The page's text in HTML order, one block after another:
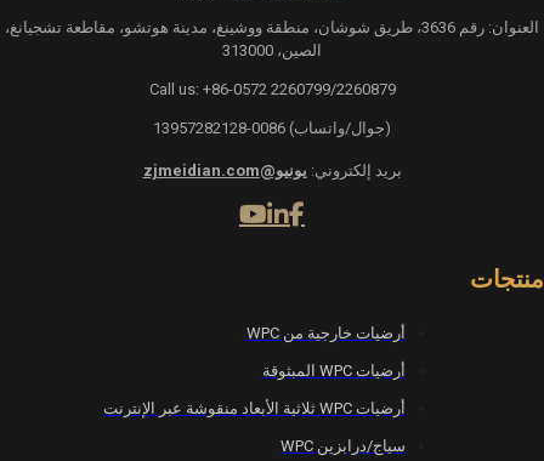
العنوان: رقم 3636، طريق شوشان، منطقة ووشينغ، مدينة هوتشو، مقاطعة تشجيانغ،
الصين، 313000
Call us: +86-0572 2260799/2260879
(جوال/واتساب) 0086-13957282128
بريد إلكتروني: يونيو@zjmeidian.com
أرضيات خارجية من WPC
أرضيات WPC المبثوقة
أرضيات WPC ثلاثية الأبعاد منقوشة عبر الإنترنت
سياج/درابزين WPC